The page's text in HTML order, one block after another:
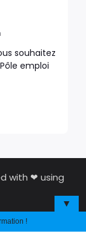
souhaitez
emploi
with ❤ using
▼
!